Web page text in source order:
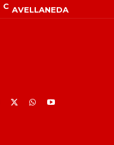
C AVELLANEDA